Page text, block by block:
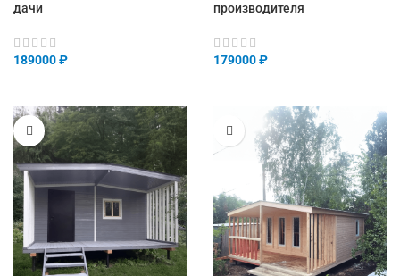
дачи
189000₽
производителя
179000₽